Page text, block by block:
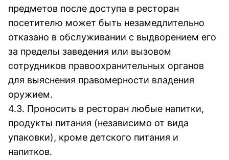
предметов после доступа в ресторан
посетителю может быть незамедлительно
отказано в обслуживании с выдворением его
за пределы заведения или вызовом
сотрудников правоохранительных органов
для выяснения правомерности владения
оружием.
4.3. Проносить в ресторан любые напитки,
продукты питания (независимо от вида
упаковки), кроме детского питания и
напитков.